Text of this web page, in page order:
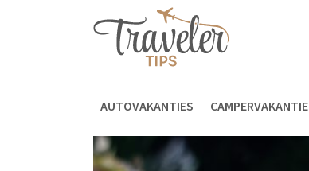
AUTOVAKANTIES CAMPERVAKANTIE